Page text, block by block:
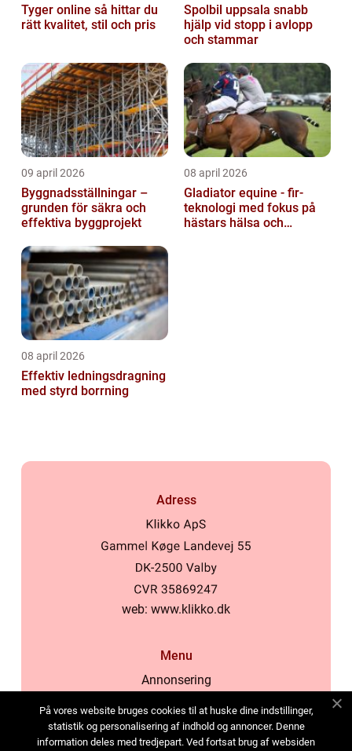
Tyger online så hittar du
rätt kvalitet, stil och pris
Spolbil uppsala snabb
hjälp vid stopp i avlopp
och stammar
09 april 2026
Byggnadsställningar –
grunden för säkra och
effektiva byggprojekt
08 april 2026
Gladiator equine - fir-
teknologi med fokus på
hästars hälsa och
08 april 2026
Effektiv ledningsdragning
med styrd borrning
Adress
web: www.klikko.dk
Menu
Annonsering
Cookies
Kontakta oss
På vores website bruges cookies til at huske dine indstillinger,
statistik og personalisering af indhold og annoncer. Denne
information deles med tredjepart. Ved fortsat brug af websiden